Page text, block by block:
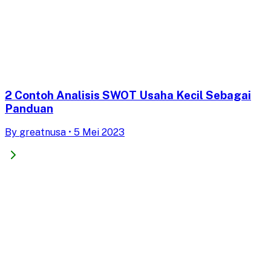
2 Contoh Analisis SWOT Usaha Kecil Sebagai
Panduan
By greatnusa • 5 Mei 2023